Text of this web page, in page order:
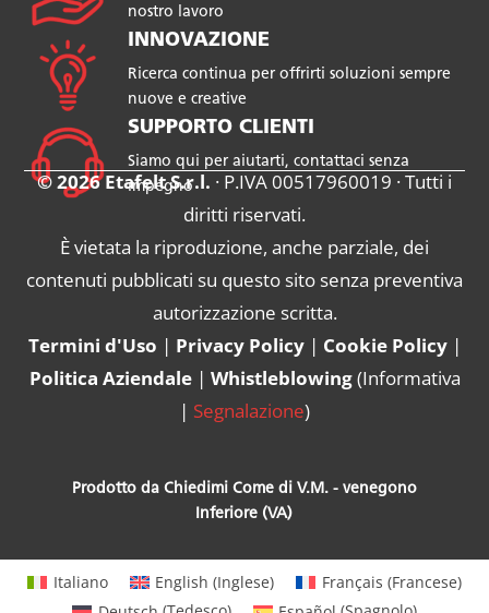
nostro lavoro
INNOVAZIONE
Ricerca continua per offrirti soluzioni sempre
nuove e creative
SUPPORTO CLIENTI
Siamo qui per aiutarti, contattaci senza
impegno
© 2026 Etafelt S.r.l. · P.IVA 00517960019 · Tutti i
diritti riservati.
È vietata la riproduzione, anche parziale, dei
contenuti pubblicati su questo sito senza preventiva
autorizzazione scritta.
Termini d'Uso | Privacy Policy| Cookie Policy|
Politica Aziendale| Whistleblowing(Informativa
| Segnalazione)
Prodotto da Chiedimi Come di V.M. - venegono
Inferiore (VA)
Italiano English (Inglese) Français (Francese)